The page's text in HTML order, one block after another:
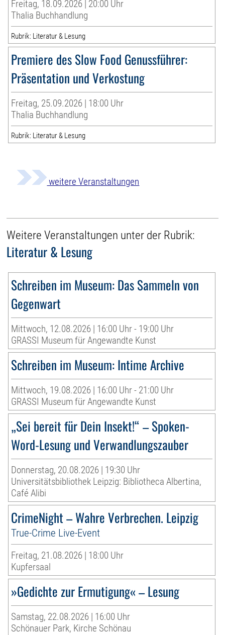
Freitag, 18.09.2026 | 20:00 Uhr
Thalia Buchhandlung
Rubrik: Literatur & Lesung
Premiere des Slow Food Genussführer:
Präsentation und Verkostung
Freitag, 25.09.2026 | 18:00 Uhr
Thalia Buchhandlung
Rubrik: Literatur & Lesung
weitere Veranstaltungen
Weitere Veranstaltungen unter der Rubrik:
Literatur & Lesung
Schreiben im Museum: Das Sammeln von
Gegenwart
Mittwoch, 12.08.2026 | 16:00 Uhr - 19:00 Uhr
GRASSI Museum für Angewandte Kunst
Schreiben im Museum: Intime Archive
Mittwoch, 19.08.2026 | 16:00 Uhr - 21:00 Uhr
GRASSI Museum für Angewandte Kunst
„Sei bereit für Dein Insekt!“ – Spoken-
Word-Lesung und Verwandlungszauber
Donnerstag, 20.08.2026 | 19:30 Uhr
Universitätsbibliothek Leipzig: Bibliotheca Albertina,
Café Alibi
CrimeNight – Wahre Verbrechen. Leipzig
True-Crime Live-Event
Freitag, 21.08.2026 | 18:00 Uhr
Kupfersaal
»Gedichte zur Ermutigung« – Lesung
Samstag, 22.08.2026 | 16:00 Uhr
Schönauer Park, Kirche Schönau